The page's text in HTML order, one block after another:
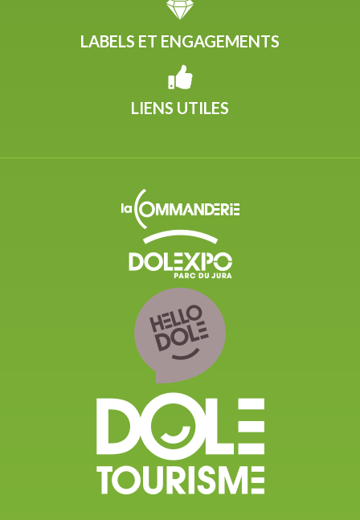
LABELS ET ENGAGEMENTS
LIENS UTILES